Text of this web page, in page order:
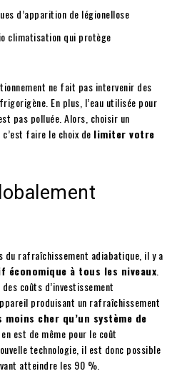
d’apparition de légionellose
climatisation qui protège
ne fait pas intervenir des
En plus, l’eau utilisée pour
pas polluée. Alors, choisir un
faire le choix de limiter votre
du rafraîchissement adiabatique, il y a
économique à tous les niveaux
coûts d’investissement
produisant un rafraîchissement
moins cher qu’un système de
en est de même pour le coût
technologie, il est donc possible
atteindre les 90 %.